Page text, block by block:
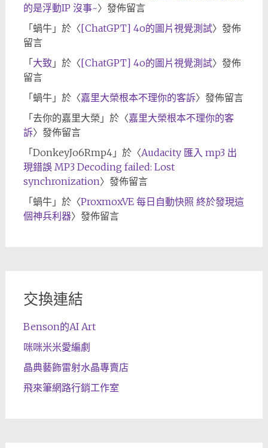
的是浮動IP 沒事~〉發佈留言
「蝸牛」於〈[ChatGPT] 4o的圖片視覺測試〉發佈
留言
「大致 」於〈[ChatGPT] 4o的圖片視覺測試〉發佈
留言
「蝸牛」於〈嘉里大榮根本不理你的客訴〉發佈留言
「去你的嘉里大榮 」於〈嘉里大榮根本不理你的客
訴〉發佈留言
「DonkeyJo6Rmp4」於〈Audacity 匯入 mp3 出
現錯誤 MP3 Decoding failed: Lost
synchronization〉發佈留言
「蝸牛」於〈ProxmoxVE 每日自動快照 終於發現這
個神兵利器〉發佈留言
交換連結
Benson的AI Art
咪咪米米愛編劇
晶典藝飾雷射水晶專賣店
飛來筆網路行銷工作室